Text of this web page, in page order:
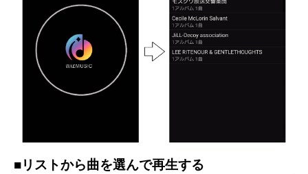
リストから曲を選んで再生する